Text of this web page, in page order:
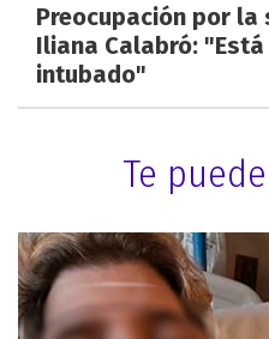
Preocupación por la
Iliana Calabró:
intubado"
Te